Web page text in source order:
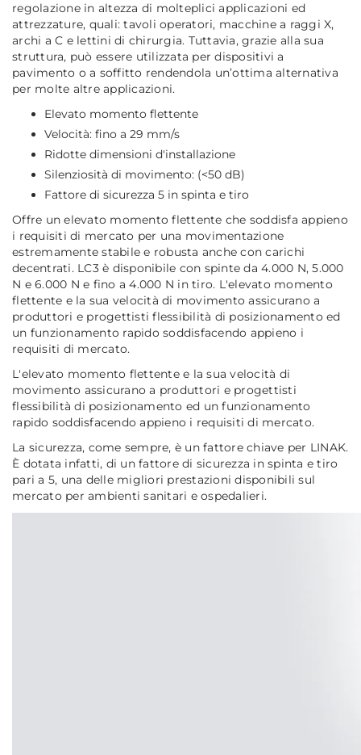
regolazione in altezza di molteplici applicazioni ed
attrezzature, quali: tavoli operatori, macchine a raggi X,
archi a C e lettini di chirurgia. Tuttavia, grazie alla sua
struttura, può essere utilizzata per dispositivi a
pavimento o a soffitto rendendola un’ottima alternativa
per molte altre applicazioni.
Elevato momento flettente
Velocità: fino a 29 mm/s
Ridotte dimensioni d'installazione
Silenziosità di movimento: (<50 dB)
Fattore di sicurezza 5 in spinta e tiro
Offre un elevato momento flettente che soddisfa appieno
i requisiti di mercato per una movimentazione
estremamente stabile e robusta anche con carichi
decentrati. LC3 è disponibile con spinte da 4.000 N, 5.000
N e 6.000 N e fino a 4.000 N in tiro. L'elevato momento
flettente e la sua velocità di movimento assicurano a
produttori e progettisti flessibilità di posizionamento ed
un funzionamento rapido soddisfacendo appieno i
requisiti di mercato.
L'elevato momento flettente e la sua velocità di
movimento assicurano a produttori e progettisti
flessibilità di posizionamento ed un funzionamento
rapido soddisfacendo appieno i requisiti di mercato.
La sicurezza, come sempre, è un fattore chiave per LINAK.
È dotata infatti, di un fattore di sicurezza in spinta e tiro
pari a 5, una delle migliori prestazioni disponibili sul
mercato per ambienti sanitari e ospedalieri.